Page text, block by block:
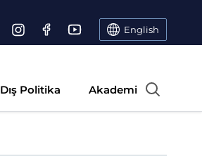
English
Dış Politika Akademi